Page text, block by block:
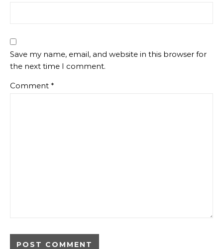
Save my name, email, and website in this browser for
the next time I comment.
Comment *